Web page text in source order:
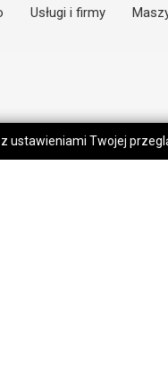
Usługi i firmy
ustawieniami Twojej